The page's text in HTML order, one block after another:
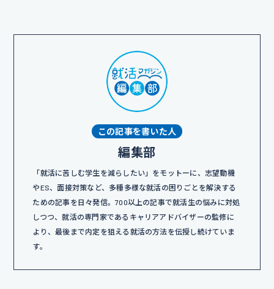
この記事を書いた人
編集部
「就活に苦しむ学生を減らしたい」をモットーに、志望動機
やES、面接対策など、多種多様な就活の困りごとを解決する
ための記事を日々発信。700以上の記事で就活生の悩みに対処
しつつ、就活の専門家であるキャリアアドバイザーの監修に
より、最後まで内定を狙える就活の方法を伝授し続けていま
す。